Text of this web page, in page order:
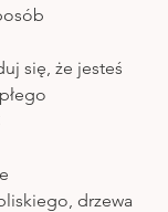
się, że jesteś
drzewa